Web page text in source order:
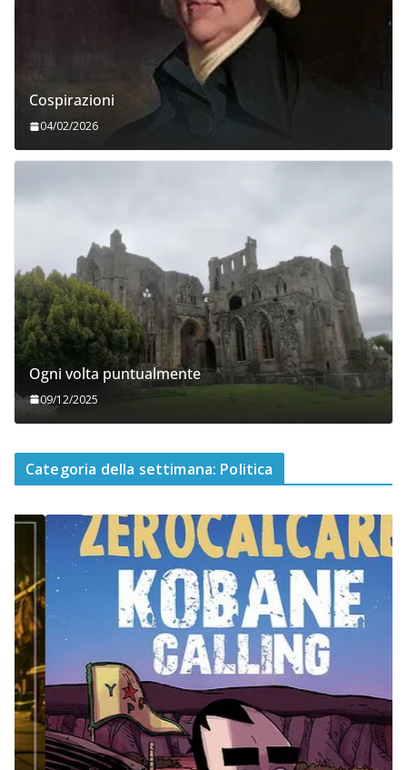
Cospirazioni
04/02/2026
Ogni volta puntualmente
09/12/2025
Categoria della settimana: Politica